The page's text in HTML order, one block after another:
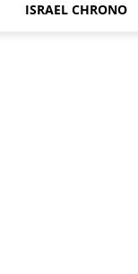
ISRAEL CHRONO